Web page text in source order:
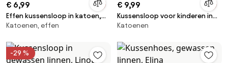
€ 6,99
Effen kussensloop in katoen,
Scenario
Katoenen, effen
€ 9,99
Kussensloop voor kinderen in
katoen, Macha
Katoenen
-29 %